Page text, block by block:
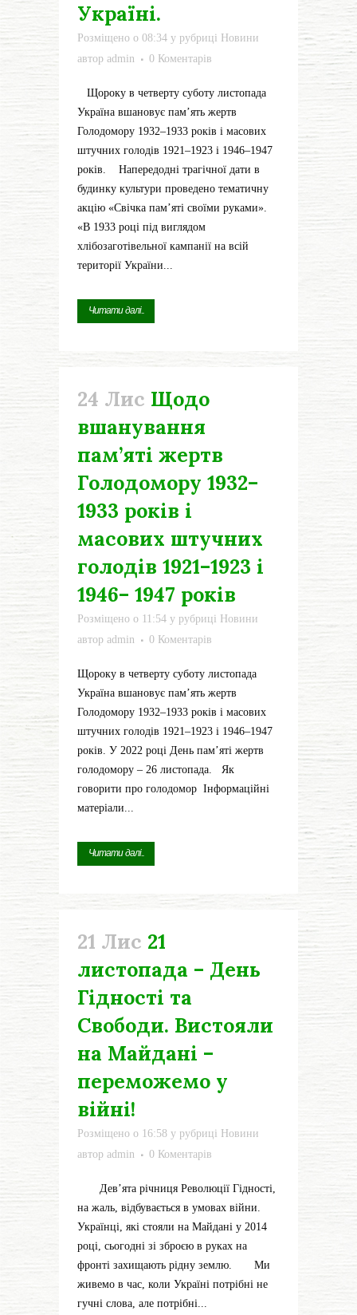
Україні.
Розміщено о 08:34 у рубриці Новини
автор admin 0 Коментарів
Щороку в четверту суботу листопада
Україна вшановує пам’ять жертв
Голодомору 1932–1933 років і масових
штучних голодів 1921–1923 і 1946–1947
років. Напередодні трагічної дати в
будинку культури проведено тематичну
акцію «Свічка пам’яті своїми руками».
«В 1933 році під виглядом
хлібозаготівельної кампанії на всій
території України...
Читати далі...
24 Лис Щодо
вшанування
пам’яті жертв
Голодомору 1932–
1933 років і
масових штучних
голодів 1921–1923 і
1946– 1947 років
Розміщено о 11:54 у рубриці Новини
автор admin 0 Коментарів
Щороку в четверту суботу листопада
Україна вшановує пам’ять жертв
Голодомору 1932–1933 років і масових
штучних голодів 1921–1923 і 1946–1947
років. У 2022 році День пам’яті жертв
голодомору – 26 листопада. Як
говорити про голодомор Інформаційні
матеріали...
Читати далі...
21 Лис 21
листопада – День
Гідності та
Свободи. Вистояли
на Майдані –
переможемо у
війні!
Розміщено о 16:58 у рубриці Новини
автор admin 0 Коментарів
Дев’ята річниця Революції Гідності,
на жаль, відбувається в умовах війни.
Українці, які стояли на Майдані у 2014
році, сьогодні зі зброєю в руках на
фронті захищають рідну землю. Ми
живемо в час, коли Україні потрібні не
гучні слова, але потрібні...